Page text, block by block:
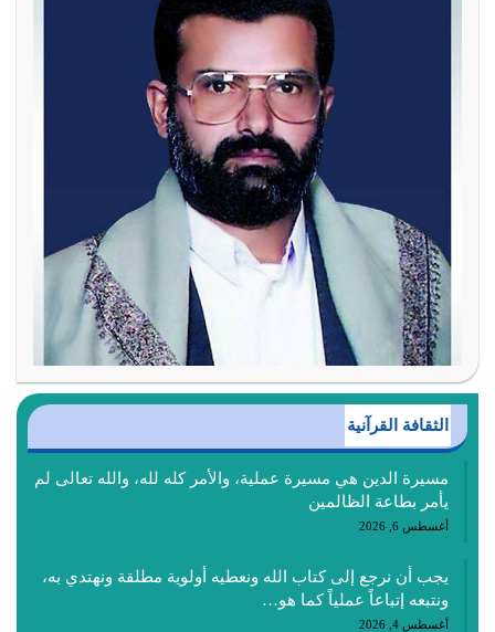
الثقافة القرآنية
مسيرة الدين هي مسيرة عملية، والأمر كله لله، والله تعالى لم
يأمر بطاعة الظالمين
أغسطس 6, 2026
يجب أن نرجع إلى كتاب الله ونعطيه أولوية مطلقة ونهتدي به،
ونتبعه إتباعاً عملياً كما هو…
أغسطس 4, 2026